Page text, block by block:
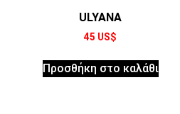
ULYANA
45 US$
Προσθήκη στο καλάθι